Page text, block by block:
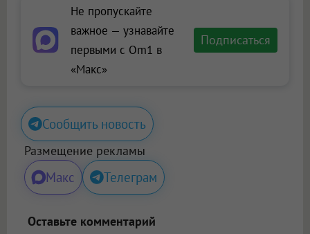
Не пропускайте
важное — узнавайте
первыми с Om1 в
«Макс»
Подписаться
Сообщить новость
Размещение рекламы
Макс Телеграм
Оставьте комментарий